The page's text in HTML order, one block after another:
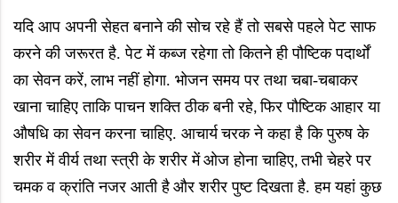
यदि आप अपनी सेहत बनाने की सोच रहे हैं तो सबसे पहले पेट साफ
करने की जरूरत है. पेट में कब्ज रहेगा तो कितने ही पौष्टिक पदार्थों
का सेवन करें,लाभ नहीं होगा. भोजन समय पर तथा चबा-चबाकर
खाना चाहिए ताकि पाचन शक्ति ठीक बनी रहे,फिर पौष्टिक आहार या
औषधि का सेवन करना चाहिए. आचार्य चरक ने कहा है कि पुरुष के
शरीर में वीर्य तथा स्त्री के शरीर में ओज होना चाहिए,तभी चेहरे पर
चमक व क्रांति नजर आती है और शरीर पुष्ट दिखता है. हम यहां कुछ